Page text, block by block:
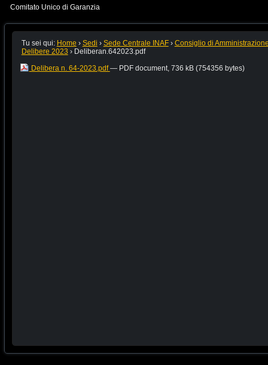
Comitato Unico di Garanzia
Tu sei qui: Home › Sedi › Sede Centrale INAF › Consiglio di
Delibere 2023 › Deliberan.642023.pdf
Delibera n. 64-2023.pdf— PDF document, 736 kB (754356 bytes)